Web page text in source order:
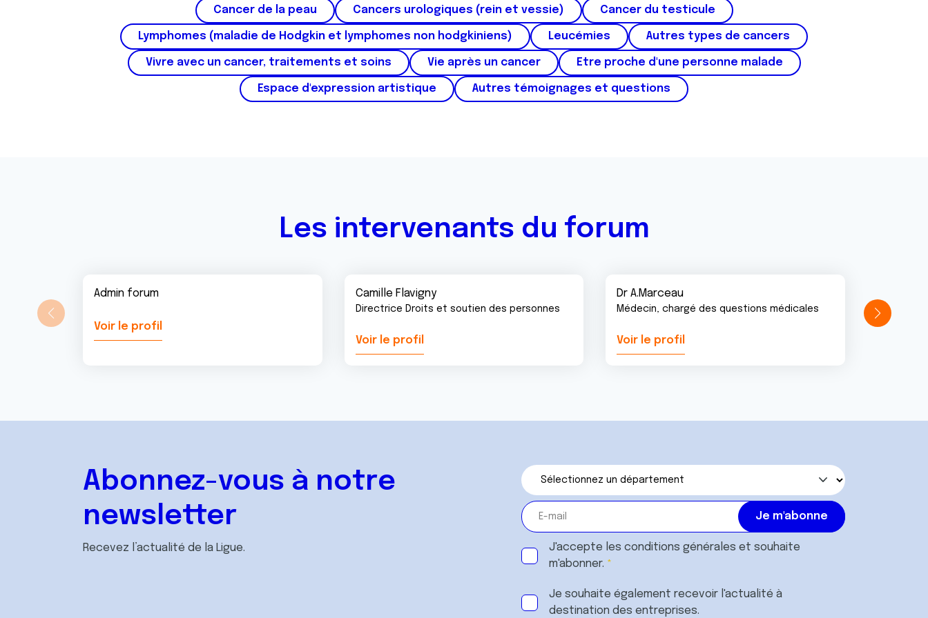
e
m
e
Cancer de la peau Cancers urologiques (rein et vessie) Cancer du testicule
Lymphomes (maladie de Hodgkin et lymphomes non hodgkiniens) Leucémies Autres types de cancers
Vivre avec un cancer, traitements et soins Vie après un cancer Etre proche d'une personne malade
Espace d'expression artistique Autres témoignages et questions
Les intervenants du forum
Admin forum
Voir le profil
Camille Flavigny
Directrice Droits et soutien des personnes
Voir le profil
Dr A.Marceau
Médecin, chargé des questions médicales
Voir le profil
Abonnez-vous à notre
newsletter
Recevez l’actualité de la Ligue. J'accepte les conditions générales et souhaite
m'abonner.
Je souhaite également recevoir l'actualité à
destination des entreprises.